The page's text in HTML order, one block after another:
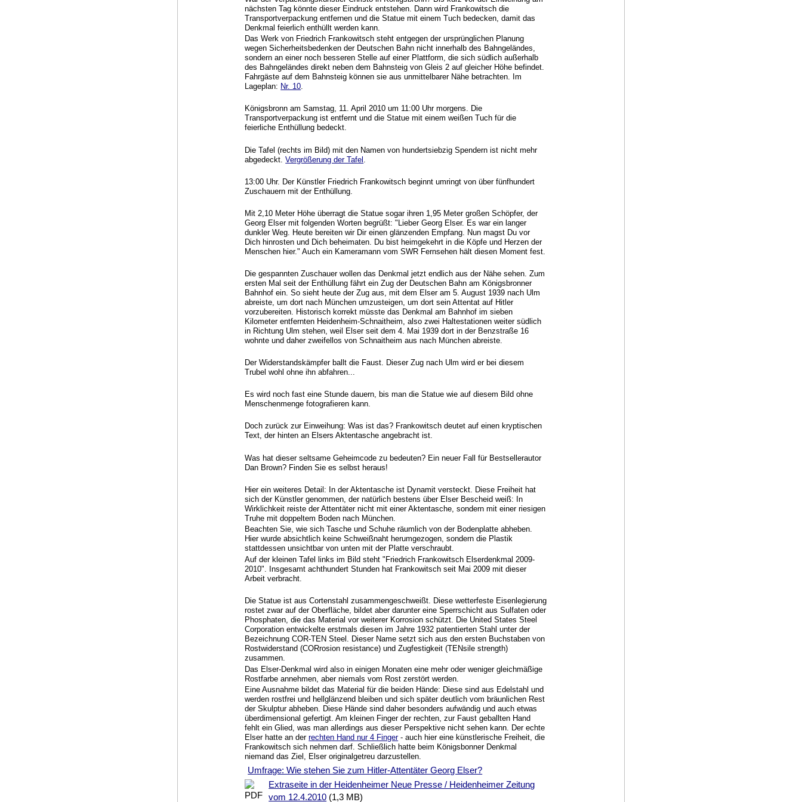
nächsten Tag könnte dieser Eindruck entstehen. Dann wird Frankowitsch die
Transportverpackung entfernen und die Statue mit einem Tuch bedecken, damit das
Denkmal feierlich enthüllt werden kann.
Das Werk von Friedrich Frankowitsch steht entgegen der ursprünglichen Planung
wegen Sicherheitsbedenken der Deutschen Bahn nicht innerhalb des Bahngeländes,
sondern an einer noch besseren Stelle auf einer Plattform, die sich südlich außerhalb
des Bahngeländes direkt neben dem Bahnsteig von Gleis 2 auf gleicher Höhe befindet.
Fahrgäste auf dem Bahnsteig können sie aus unmittelbarer Nähe betrachten. Im
Lageplan: Nr. 10.
Königsbronn am Samstag, 11. April 2010 um 11:00 Uhr morgens. Die
Transportverpackung ist entfernt und die Statue mit einem weißen Tuch für die
feierliche Enthüllung bedeckt.
Die Tafel (rechts im Bild) mit den Namen von hundertsiebzig Spendern ist nicht mehr
abgedeckt.Vergrößerung der Tafel
13:00 Uhr. Der Künstler Friedrich Frankowitsch beginnt umringt von über fünfhundert
Zuschauern mit der Enthüllung.
Mit 2,10 Meter Höhe überragt die Statue sogar ihren 1,95 Meter großen Schöpfer, der
Georg Elser mit folgenden Worten begrüßt: "Lieber Georg Elser. Es war ein langer
dunkler Weg. Heute bereiten wir Dir einen glänzenden Empfang. Nun magst Du vor
Dich hinrosten und Dich beheimaten. Du bist heimgekehrt in die Köpfe und Herzen der
Menschen hier." Auch ein Kameramann vom SWR Fernsehen hält diesen Moment fest.
Die gespannten Zuschauer wollen das Denkmal jetzt endlich aus der Nähe sehen. Zum
ersten Mal seit der Enthüllung fährt ein Zug der Deutschen Bahn am Königsbronner
Bahnhof ein. So sieht heute der Zug aus, mit dem Elser am 5. August 1939 nach Ulm
abreiste, um dort nach München umzusteigen, um dort sein Attentat auf Hitler
vorzubereiten. Historisch korrekt müsste das Denkmal am Bahnhof im sieben
Kilometer entfernten Heidenheim-Schnaitheim, also zwei Haltestationen weiter südlich
in Richtung Ulm stehen, weil Elser seit dem 4. Mai 1939 dort in der Benzstraße 16
wohnte und daher zweifellos von Schnaitheim aus nach München abreiste.
Der Widerstandskämpfer ballt die Faust. Dieser Zug nach Ulm wird er bei diesem
Trubel wohl ohne ihn abfahren...
Es wird noch fast eine Stunde dauern, bis man die Statue wie auf diesem Bild ohne
Menschenmenge fotografieren kann.
Doch zurück zur Einweihung: Was ist das? Frankowitsch deutet auf einen kryptischen
Text, der hinten an Elsers Aktentasche angebracht ist.
Was hat dieser seltsame Geheimcode zu bedeuten? Ein neuer Fall für Bestsellerautor
Dan Brown? Finden Sie es selbst heraus!
Hier ein weiteres Detail: In der Aktentasche ist Dynamit versteckt. Diese Freiheit hat
sich der Künstler genommen, der natürlich bestens über Elser Bescheid weiß: In
Wirklichkeit reiste der Attentäter nicht mit einer Aktentasche, sondern mit einer riesigen
Truhe mit doppeltem Boden nach München.
Beachten Sie, wie sich Tasche und Schuhe räumlich von der Bodenplatte abheben.
Hier wurde absichtlich keine Schweißnaht herumgezogen, sondern die Plastik
stattdessen unsichtbar von unten mit der Platte verschraubt.
Auf der kleinen Tafel links im Bild steht "Friedrich Frankowitsch Elserdenkmal 2009-
2010". Insgesamt achthundert Stunden hat Frankowitsch seit Mai 2009 mit dieser
Arbeit verbracht.
Die Statue ist aus Cortenstahl zusammengeschweißt. Diese wetterfeste Eisenlegierung
rostet zwar auf der Oberfläche, bildet aber darunter eine Sperrschicht aus Sulfaten oder
Phosphaten, die das Material vor weiterer Korrosion schützt. Die United States Steel
Corporation entwickelte erstmals diesen im Jahre 1932 patentierten Stahl unter der
Bezeichnung COR-TEN Steel. Dieser Name setzt sich aus den ersten Buchstaben von
Rostwiderstand (CORrosion resistance) und Zugfestigkeit (TENsile strength)
zusammen.
Das Elser-Denkmal wird also in einigen Monaten eine mehr oder weniger gleichmäßige
Rostfarbe annehmen, aber niemals vom Rost zerstört werden.
Eine Ausnahme bildet das Material für die beiden Hände: Diese sind aus Edelstahl und
werden rostfrei und hellglänzend bleiben und sich später deutlich vom bräunlichen Rest
der Skulptur abheben. Diese Hände sind daher besonders aufwändig und auch etwas
überdimensional gefertigt. Am kleinen Finger der rechten, zur Faust geballten Hand
fehlt ein Glied, was man allerdings aus dieser Perspektive nicht sehen kann. Der echte
Elser hatte an derrechten Hand nur 4 Finger- auch hier eine künstlerische Freiheit, die
Frankowitsch sich nehmen darf. Schließlich hatte beim Königsbonner Denkmal
niemand das Ziel, Elser originalgetreu darzustellen.
Umfrage: Wie stehen Sie zum Hitler-Attentäter Georg Elser?
Extraseite in der Heidenheimer Neue Presse / Heidenheimer Zeitung
vom 12.4.2010 (1,3 MB)